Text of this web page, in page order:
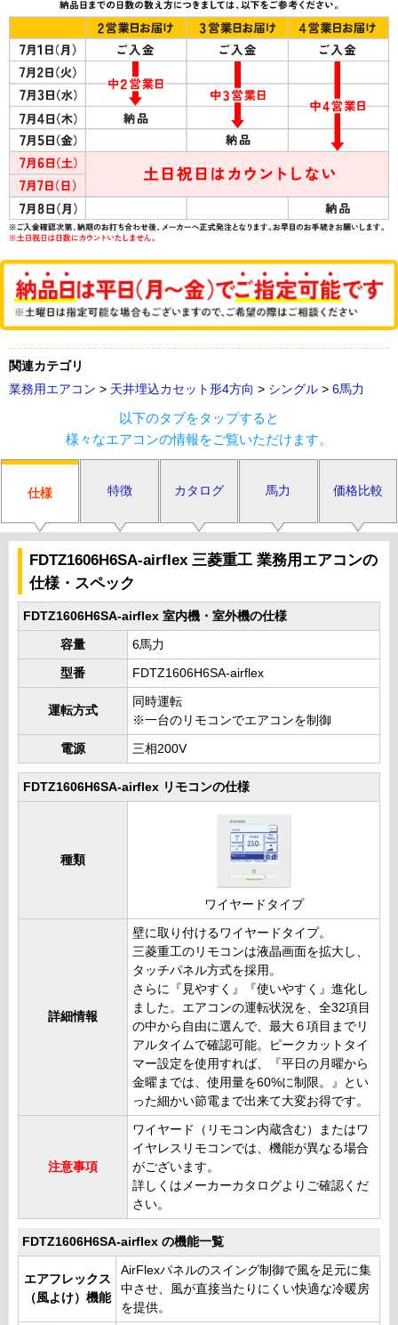
関連カテゴリ
業務用エアコン > 天井埋込カセット形4方向 > シングル > 6馬力
以下のタブをタップすると
様々なエアコンの情報をご覧いただけます。
仕様 特徴 カタログ 馬力 価格比較
FDTZ1606H6SA-airflex 三菱重工 業務用エアコンの
仕様・スペック
FDTZ1606H6SA-airflex 室内機・室外機の仕様
容量 6馬力
型番 FDTZ1606H6SA-airflex
運転方式
同時運転
※一台のリモコンでエアコンを制御
電源 三相200V
FDTZ1606H6SA-airflex リモコンの仕様
種類
ワイヤードタイプ
詳細情報
壁に取り付けるワイヤードタイプ。
三菱重工のリモコンは液晶画面を拡大し、
タッチパネル方式を採用。
さらに『見やすく』『使いやすく』進化し
ました。エアコンの運転状況を、全32項目
の中から自由に選んで、最大６項目までリ
アルタイムで確認可能。ピークカットタイ
マー設定を使用すれば、『平日の月曜から
金曜までは、使用量を60%に制限。』とい
った細かい節電まで出来て大変お得です。
注意事項
ワイヤード（リモコン内蔵含む）またはワ
イヤレスリモコンでは、機能が異なる場合
がございます。
詳しくはメーカーカタログよりご確認くだ
さい。
FDTZ1606H6SA-airflex の機能一覧
エアフレックス
（風よけ）機能
AirFlexパネルのスイング制御で風を足元に集
中させ、風が直接当たりにくい快適な冷暖房
を提供。